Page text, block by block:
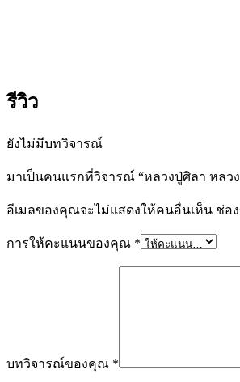
รีวิว
ยังไม่มีบทวิจารณ์
มาเป็นคนแรกที่วิจารณ์ “หลวงปู่ศิลา หลว
อีเมลของคุณจะไม่แสดงให้คนอื่นเห็น ช่อ
การให้คะแนนของคุณ *
บทวิจารณ์ของคุณ *